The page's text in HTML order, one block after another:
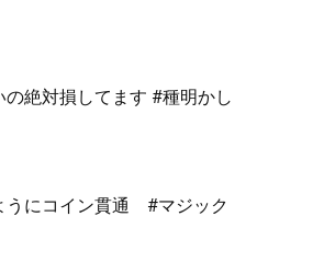
絶対損してます #種明かし
うにコイン貫通 #マジック